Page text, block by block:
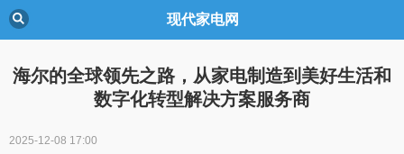
现代家电网
海尔的全球领先之路，从家电制造到美好生活和
数字化转型解决方案服务商
2025-12-08 17:00